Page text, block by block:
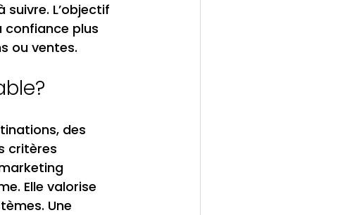
L’objectif
confiance plus
ou ventes.
des
critères
Elle valorise
Une